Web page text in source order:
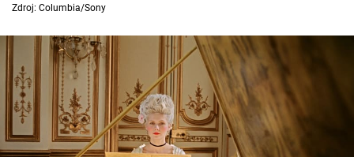
Cool Esport
Pořady
TV Program
Sledujte prima+
Zdroj: Columbia/Sony